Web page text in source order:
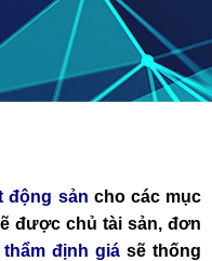
động sản cho các mục
được chủ tài sản, đơn
định giásẽ thống